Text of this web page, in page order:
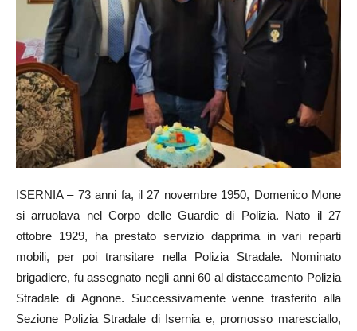
ISERNIA – 73 anni fa, il 27 novembre 1950, Domenico Mone
si arruolava nel Corpo delle Guardie di Polizia. Nato il 27
ottobre 1929, ha prestato servizio dapprima in vari reparti
mobili, per poi transitare nella Polizia Stradale. Nominato
brigadiere, fu assegnato negli anni 60 al distaccamento Polizia
Stradale di Agnone. Successivamente venne trasferito alla
Sezione Polizia Stradale di Isernia e, promosso maresciallo,